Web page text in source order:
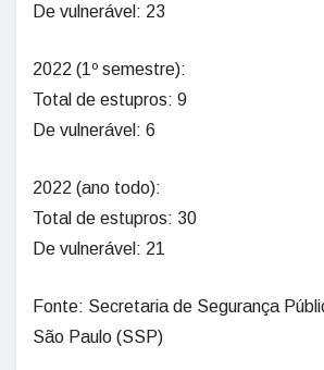
De vulnerável: 23
2022 (1º semestre):
Total de estupros: 9
De vulnerável: 6
2022 (ano todo):
Total de estupros: 30
De vulnerável: 21
Fonte: Secretaria de Segurança
São Paulo (SSP)